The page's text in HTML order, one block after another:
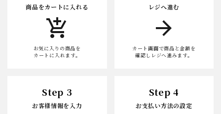
商品をカートに入れる
add_shopping_cart
お気に入りの商品を
カートに入れます。
レジへ進む
arrow_forward
カート画面で商品と金額を
確認しレジへ進みます。
Step 3
お客様情報を入力
Step 4
お支払い方法の設定